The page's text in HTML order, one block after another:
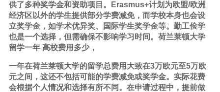
供了多种奖学金和资助项目。Erasmus+计划为欧盟/欧洲
经济区以外的学生提供部分学费减免，而学校本身也会设
立奖学金，如学术优异奖、国际学生奖学金等。勤工俭学
也是一个选择，但需确保不影响学习 时间。荷兰莱顿大学
留学一年 高校费用多少，
一年在荷兰莱顿大学的留学总费用大致在3万欧元至5万欧
元之间，这还不包括可能的学费减免或奖学金。实际花费
会根据个人情况和选择有所不同。在申请过程中，提前做